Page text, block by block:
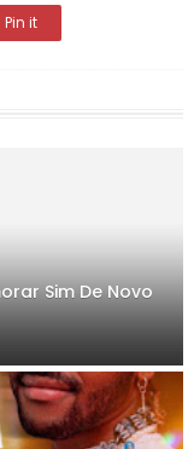
Pin it
Sim De Novo